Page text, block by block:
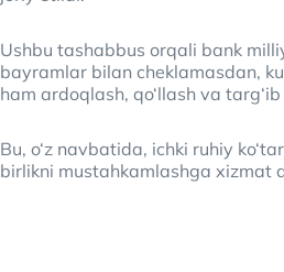
Ushbu tashabbus orqali bank
bayramlar bilan cheklamasdan,
ham ardoqlash, qo‘llash va
Bu, o‘z navbatida, ichki ruhiy
birlikni mustahkamlashga xizmat